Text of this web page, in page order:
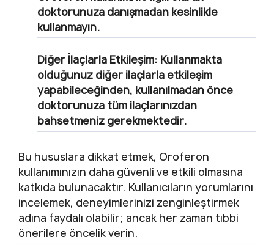
doktorunuza danışmadan kesinlikle
kullanmayın.
Diğer İlaçlarla Etkileşim: Kullanmakta
olduğunuz diğer ilaçlarla etkileşim
yapabileceğinden, kullanılmadan önce
doktorunuza tüm ilaçlarınızdan
bahsetmeniz gerekmektedir.
Bu hususlara dikkat etmek, Oroferon
kullanımınızın daha güvenli ve etkili olmasına
katkıda bulunacaktır. Kullanıcıların yorumlarını
incelemek, deneyimlerinizi zenginleştirmek
adına faydalı olabilir; ancak her zaman tıbbi
önerilere öncelik verin.